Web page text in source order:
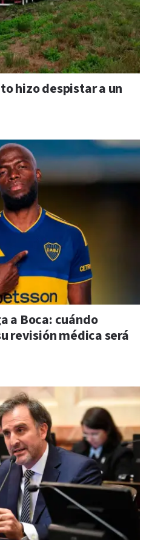
hizo despistar a un
a Boca: cuándo
revisión médica será